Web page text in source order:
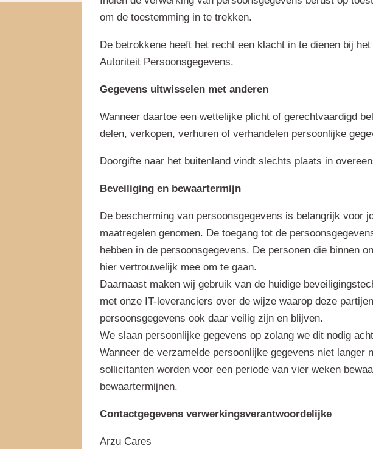
om de toestemming in te trekken.
De betrokkene heeft het recht een klacht in te dienen bij
Autoriteit Persoonsgegevens.
Gegevens uitwisselen met anderen
Wanneer daartoe een wettelijke plicht of gerechtvaardigd
delen, verkopen, verhuren of verhandelen persoonlijke
Doorgifte naar het buitenland vindt slechts plaats in
Beveiliging en bewaartermijn
De bescherming van persoonsgegevens is belangrijk voor
maatregelen genomen. De toegang tot de
hebben in de persoonsgegevens. De personen die binnen
hier vertrouwelijk mee om te gaan.
Daarnaast maken wij gebruik van de huidige
met onze IT-leveranciers over de wijze waarop deze
persoonsgegevens ook daar veilig zijn en blijven.
We slaan persoonlijke gegevens op zolang we dit nodig
Wanneer de verzamelde persoonlijke gegevens niet
sollicitanten worden voor een periode van vier weken
bewaartermijnen.
Contactgegevens verwerkingsverantwoordelijke
Arzu Cares